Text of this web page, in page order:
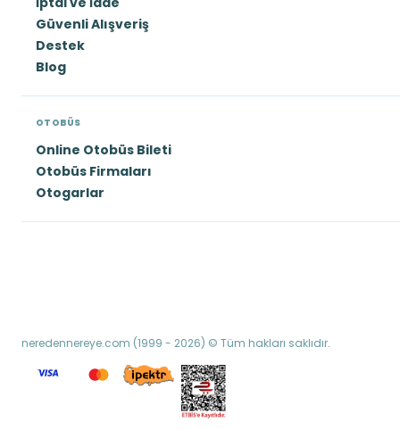
Güvenli Alışveriş
Destek
Blog
OTOBÜS
Online Otobüs Bileti
Otobüs Firmaları
Otogarlar
neredennereye.com (1999 - 2026) © Tüm hakları saklıdır.